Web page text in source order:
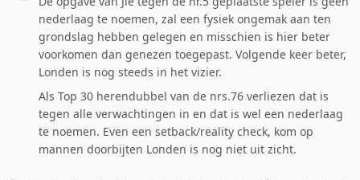
nederlaag te noemen, zal een fysiek ongemak aan ten
grondslag hebben gelegen en misschien is hier beter
voorkomen dan genezen toegepast. Volgende keer beter,
Londen is nog steeds in het vizier.
Als Top 30 herendubbel van de nrs.76 verliezen dat is
tegen alle verwachtingen in en dat is wel een nederlaag
te noemen. Even een setback/reality check, kom op
mannen doorbijten Londen is nog niet uit zicht.